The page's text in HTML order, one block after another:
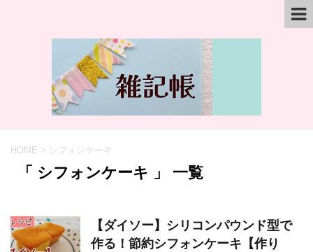
HOME > シフォンケーキ
「 シフォンケーキ 」 一覧
【ダイソー】シリコンパウンド型で
作る！節約シフォンケーキ【作り